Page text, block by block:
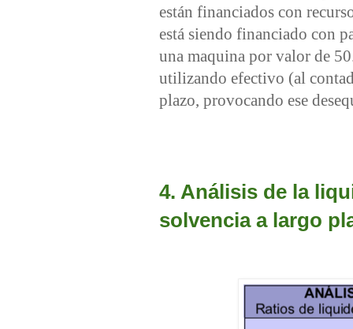
están financiados con
está siendo financiado con
una maquina por valor de
utilizando efectivo (al
plazo, provocando ese
4. Análisis de la
solvencia a largo